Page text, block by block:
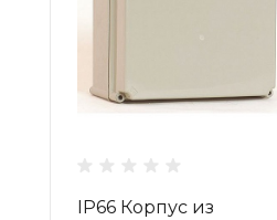
IP66 Корпус из